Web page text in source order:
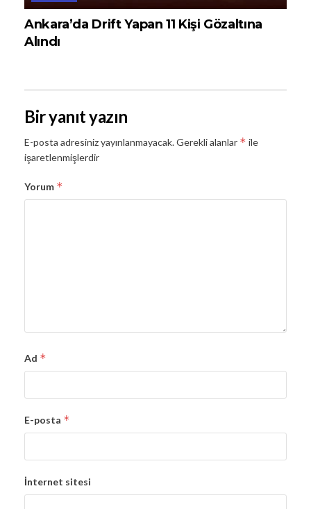
Ankara’da Drift Yapan 11 Kişi Gözaltına
Alındı
Bir yanıt yazın
E-posta adresiniz yayınlanmayacak.Gerekli alanlar * ile
işaretlenmişlerdir
Yorum *
Ad *
E-posta *
İnternet sitesi